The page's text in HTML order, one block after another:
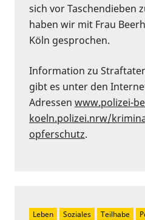
sich vor Taschendieben
haben wir mit Frau
Köln gesprochen.
Information zu
gibt es unter den
Adressen www.polizei-
koeln.polizei.nrw/
opferschutz.
Leben Soziales Teilhabe